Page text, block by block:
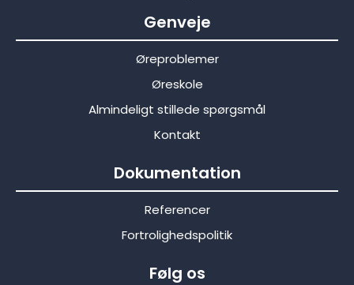
Genveje
Øreproblemer
Øreskole
Almindeligt stillede spørgsmål
Kontakt
Dokumentation
Referencer
Fortrolighedspolitik
Følg os